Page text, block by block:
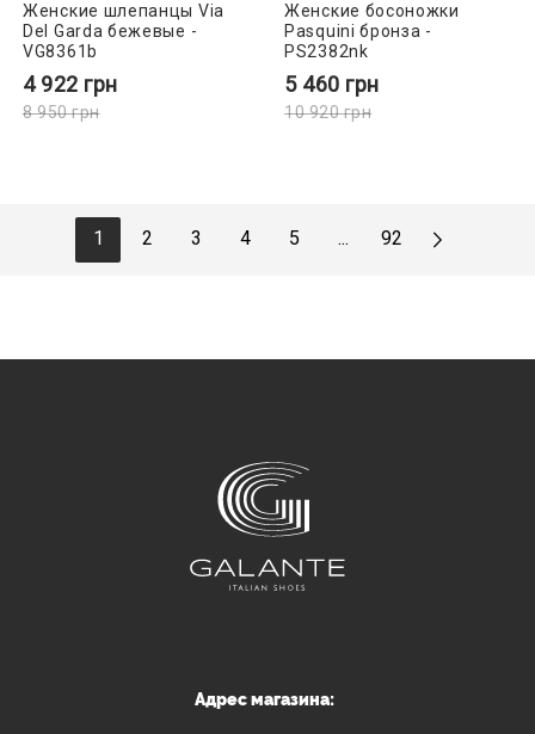
Женские шлепанцы Via
Del Garda бежевые -
VG8361b
4 922 грн
8 950грн
Женские босоножки
Pasquini бронза -
PS2382nk
5 460 грн
10 920грн
1 2 3 4 5 ... 92
Адрес магазина: